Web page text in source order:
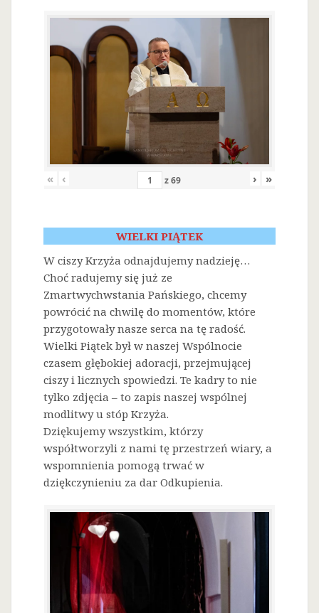
« ‹ z69 › »
WIELKI PIĄTEK
W ciszy Krzyża odnajdujemy nadzieję…
Choć radujemy się już ze
Zmartwychwstania Pańskiego, chcemy
powrócić na chwilę do momentów, które
przygotowały nasze serca na tę radość.
Wielki Piątek był w naszej Wspólnocie
czasem głębokiej adoracji, przejmującej
ciszy i licznych spowiedzi. Te kadry to nie
tylko zdjęcia – to zapis naszej wspólnej
modlitwy u stóp Krzyża.
Dziękujemy wszystkim, którzy
współtworzyli z nami tę przestrzeń wiary, a
wspomnienia pomogą trwać w
dziękczynieniu za dar Odkupienia.